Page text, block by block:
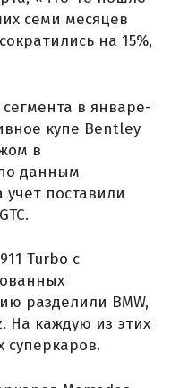
семи месяцев
на 15%,
в январе-
купе Bentley
в
данным
поставили
Turbo с
разделили BMW,
На каждую из этих